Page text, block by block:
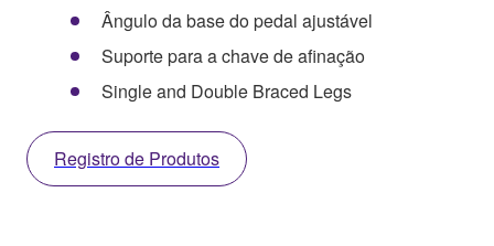
Ângulo da base do pedal ajustável
Suporte para a chave de afinação
Single and Double Braced Legs
Registro de Produtos